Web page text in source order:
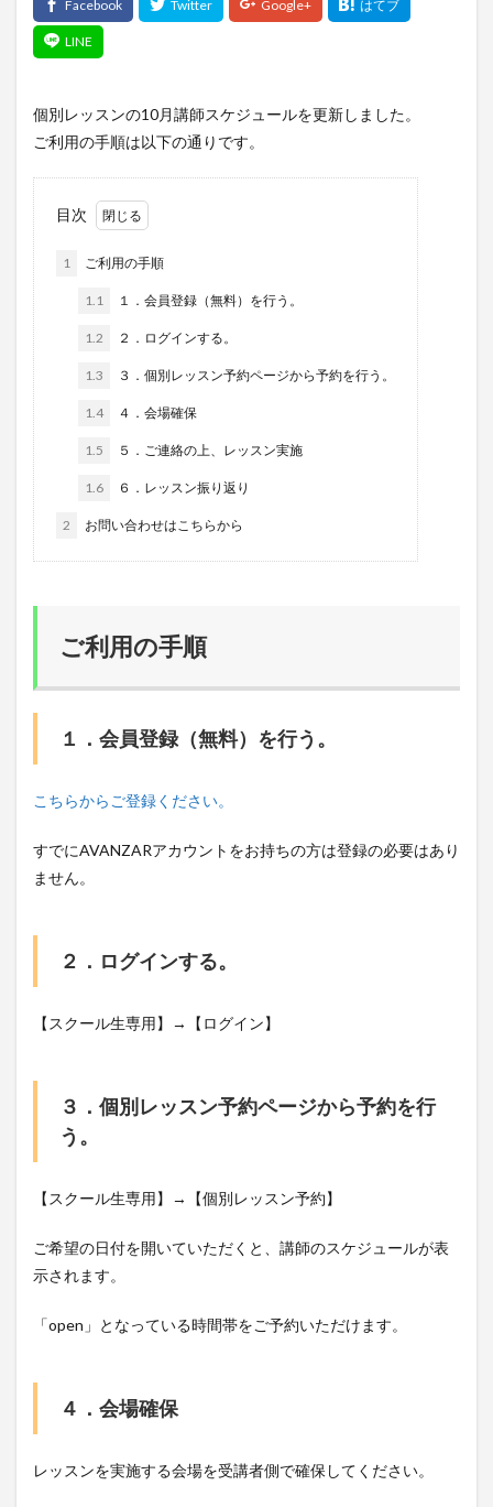
個別レッスンの10月講師スケジュールを更新しました。
ご利用の手順は以下の通りです。
目次
1 ご利用の手順
1.1 １．会員登録（無料）を行う。
1.2 ２．ログインする。
1.3 ３．個別レッスン予約ページから予約を行う。
1.4 ４．会場確保
1.5 ５．ご連絡の上、レッスン実施
1.6 ６．レッスン振り返り
2 お問い合わせはこちらから
ご利用の手順
１．会員登録（無料）を行う。
こちらからご登録ください。
すでにAVANZARアカウントをお持ちの方は登録の必要はあり
ません。
２．ログインする。
【スクール生専用】→【ログイン】
３．個別レッスン予約ページから予約を行
う。
【スクール生専用】→【個別レッスン予約】
ご希望の日付を開いていただくと、講師のスケジュールが表
示されます。
「open」となっている時間帯をご予約いただけます。
４．会場確保
レッスンを実施する会場を受講者側で確保してください。